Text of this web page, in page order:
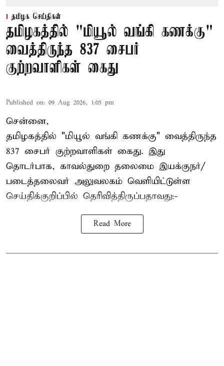
தமிழக செய்திகள்
தமிழகத்தில் "மியூல் வங்கி கணக்கு"
வைத்திருந்த 837 சைபர்
குற்றவாளிகள் கைது
Published on: 09 Aug 2026, 1:05 pm
சென்னை,
தமிழகத்தில் "மியூல் வங்கி கணக்கு" வைத்திருந்த
837 சைபர் குற்றவாளிகள் கைது. இது
தொடர்பாக, காவல்துறை தலைமை இயக்குநர்/
படைத்தலைவர் அலுவலகம் வெளியிட்டுள்ள
செய்திக்குறிப்பில் தெரிவித்திருப்பதாவது:-
Read More